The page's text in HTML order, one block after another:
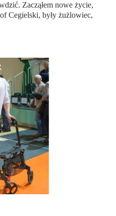
Zacząłem nowe życie,
Cegielski, były żużlowiec,